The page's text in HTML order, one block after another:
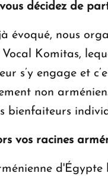
décidez de
évoqué, nous
Vocal Komitas,
s’y engage et
non
bienfaiteurs
vos racines
d'Égypte